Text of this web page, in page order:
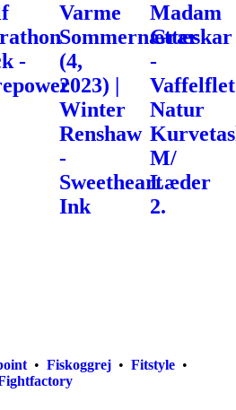
-
Varme
Sommernætter
(4,
2023) |
Winter
Renshaw
-
Sweetheart
Ink
Madam
Græskar
-
Vaffelflet
Natur
M/
Læder
2.
• Fiskoggrej• Fitstyle•